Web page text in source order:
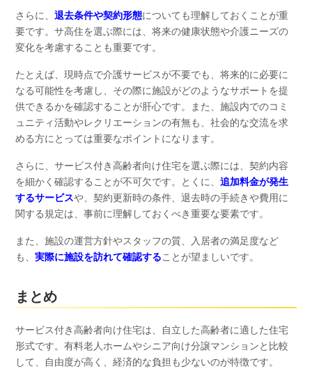
さらに、 退去条件や契約形態についても理解しておくことが重
要です。サ高住を選ぶ際には、将来の健康状態や介護ニーズの
変化を考慮することも重要です。
たとえば、現時点で介護サービスが不要でも、将来的に必要に
なる可能性を考慮し、その際に施設がどのようなサポートを提
供できるかを確認することが肝心です。また、施設内でのコミ
ュニティ活動やレクリエーションの有無も、社会的な交流を求
める方にとっては重要なポイントになります。
さらに、サービス付き高齢者向け住宅を選ぶ際には、契約内容
を細かく確認することが不可欠です。とくに、 追加料金が発生
するサービスや、契約更新時の条件、退去時の手続きや費用に
関する規定は、事前に理解しておくべき重要な要素です。
また、施設の運営方針やスタッフの質、入居者の満足度など
も、 実際に施設を訪れて確認することが望ましいです。
まとめ
サービス付き高齢者向け住宅は、自立した高齢者に適した住宅
形式です。有料老人ホームやシニア向け分譲マンションと比較
して、自由度が高く、経済的な負担も少ないのが特徴です。